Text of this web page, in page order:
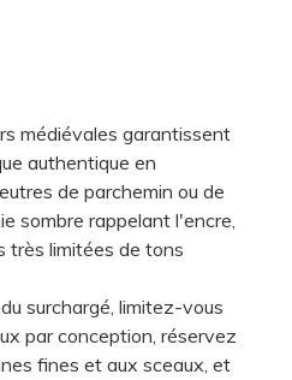
médiévales garantissent
authentique en
de parchemin ou de
sombre rappelant l'encre,
très limitées de tons
surchargé, limitez-vous
par conception, réservez
fines et aux sceaux, et